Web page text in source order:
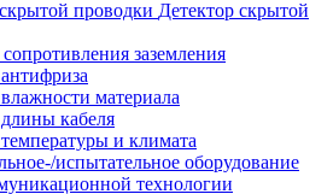
Детектор скрытой
заземления
материала
кабеля
и климата